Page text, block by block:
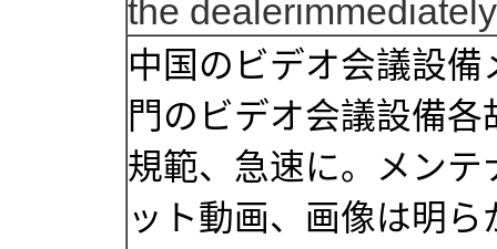
the dealerimmediately
中国のビデオ会議設
門のビデオ会議設備
規範、急速に。メンテ
ット動画、画像は明